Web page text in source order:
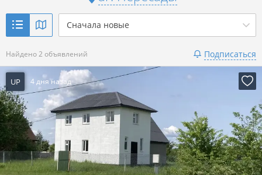
Показать 2 объявления
р. за всё
Показать 2 объявления
Сначала новые
Найдено 2 объявлений Подписаться
UP 4 дня назад